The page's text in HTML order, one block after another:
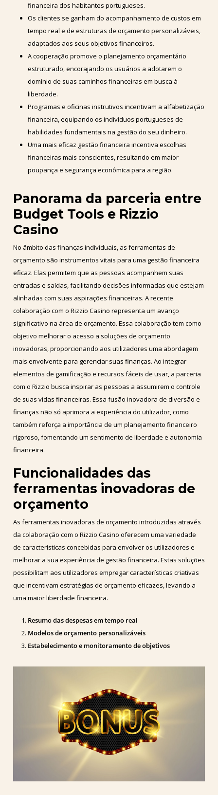
financeira dos habitantes portugueses.
Os clientes se ganham do acompanhamento de custos em
tempo real e de estruturas de orçamento personalizáveis,
adaptados aos seus objetivos financeiros.
A cooperação promove o planejamento orçamentário
estruturado, encorajando os usuários a adotarem o
domínio de suas caminhos financeiras em busca à
liberdade.
Programas e oficinas instrutivos incentivam a alfabetização
financeira, equipando os indivíduos portugueses de
habilidades fundamentais na gestão do seu dinheiro.
Uma mais eficaz gestão financeira incentiva escolhas
financeiras mais conscientes, resultando em maior
poupança e segurança econômica para a região.
Panorama da parceria entre
Budget Tools e Rizzio
Casino
No âmbito das finanças individuais, as ferramentas de
orçamento são instrumentos vitais para uma gestão financeira
eficaz. Elas permitem que as pessoas acompanhem suas
entradas e saídas, facilitando decisões informadas que estejam
alinhadas com suas aspirações financeiras. A recente
colaboração com o Rizzio Casino representa um avanço
significativo na área de orçamento. Essa colaboração tem como
objetivo melhorar o acesso a soluções de orçamento
inovadoras, proporcionando aos utilizadores uma abordagem
mais envolvente para gerenciar suas finanças. Ao integrar
elementos de gamificação e recursos fáceis de usar, a parceria
com o Rizzio busca inspirar as pessoas a assumirem o controle
de suas vidas financeiras. Essa fusão inovadora de diversão e
finanças não só aprimora a experiência do utilizador, como
também reforça a importância de um planejamento financeiro
rigoroso, fomentando um sentimento de liberdade e autonomia
financeira.
Funcionalidades das
ferramentas inovadoras de
orçamento
As ferramentas inovadoras de orçamento introduzidas através
da colaboração com o Rizzio Casino oferecem uma variedade
de características concebidas para envolver os utilizadores e
melhorar a sua experiência de gestão financeira. Estas soluções
possibilitam aos utilizadores empregar características criativas
que incentivam estratégias de orçamento eficazes, levando a
uma maior liberdade financeira.
Resumo das despesas em tempo real
Modelos de orçamento personalizáveis
Estabelecimento e monitoramento de objetivos